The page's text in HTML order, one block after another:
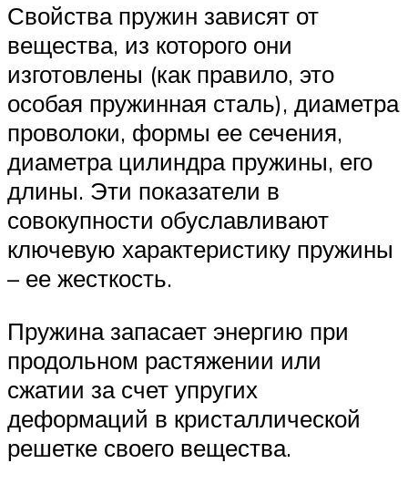
Свойства пружин зависят от
вещества, из которого они
изготовлены (как правило, это
особая пружинная сталь), диаметра
проволоки, формы ее сечения,
диаметра цилиндра пружины, его
длины. Эти показатели в
совокупности обуславливают
ключевую характеристику пружины
– ее жесткость.
Пружина запасает энергию при
продольном растяжении или
сжатии за счет упругих
деформаций в кристаллической
решетке своего вещества.